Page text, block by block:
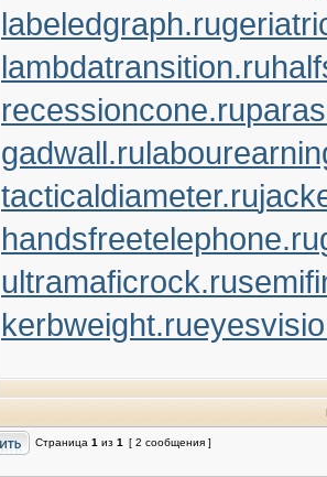
labeledgraph.ru
lambdatransition.ru
recessioncone.ru
gadwall.ru
tacticaldiameter.ru
handsfreetelephone.ru
ultramaficrock.ru
kerbweight.ru
Страница 1 из 1 [ 2 сообщения ]